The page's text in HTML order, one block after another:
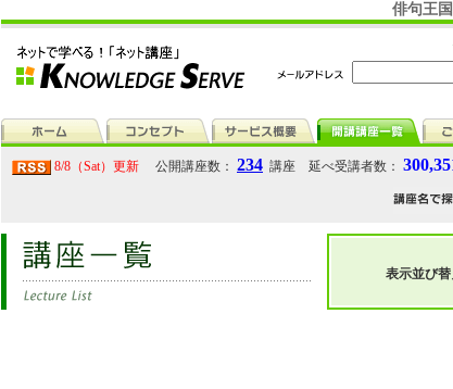
俳句王
8/8（Sat）更新 公開講座数： 234 講座 延べ受講者数：
表示並び替